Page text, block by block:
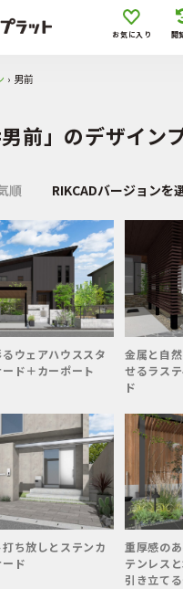
件
ロープ
駐車1台
お気に入り 閲
› 男前
男前」のデザイン
順
ウェアハウススタ
ド＋カーポート
金属と自
せるラス
ド
ち放しとステンカ
ド
重厚感の
テンレス
引き立て